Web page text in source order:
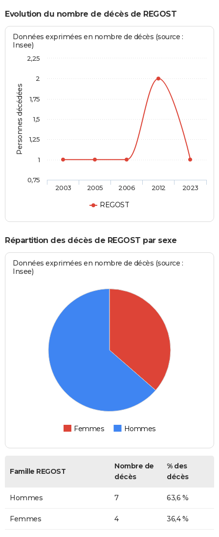
Evolution du nombre de décès de REGOST
Personnes décédées
Données exprimées en nombre de décès (source :
Insee)
REGOST
2003 2005 2006 2012 2023
0,75
1
1,25
1,5
1,75
2
2,25
Répartition des décès de REGOST par sexe
Données exprimées en nombre de décès (source :
Insee)
Femmes Hommes
Famille REGOST
Nombre de
décès
% des
décès
Hommes 7 63,6 %
Femmes 4 36,4 %